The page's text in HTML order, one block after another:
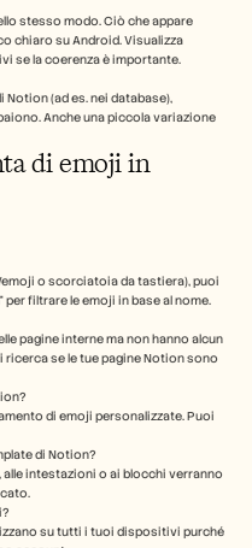
stesso modo. Ciò che appare
chiaro su Android. Visualizza
se la coerenza è importante.
(ad es. nei database),
Anche una piccola variazione
di emoji in
o scorciatoia da tastiera), puoi
filtrare le emoji in base al nome.
pagine interne ma non hanno alcun
se le tue pagine Notion sono
di emoji personalizzate. Puoi
di Notion?
alle intestazioni o ai blocchi verranno
su tutti i tuoi dispositivi purché